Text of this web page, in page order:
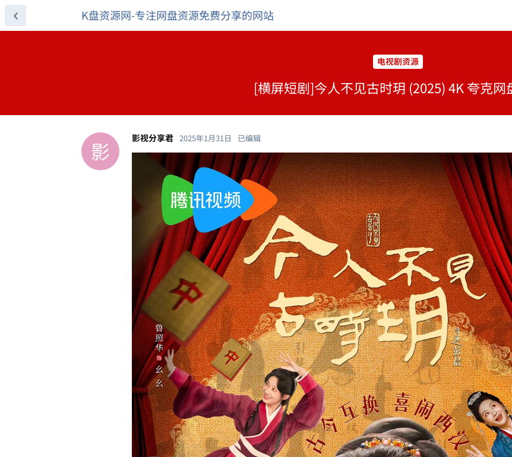
K盘资源网-专注网盘资源免费分享的网站
电视剧资源
[横屏短剧]今人不见古时玥 (2025) 4K 夸克网
影 影视分享君 2025年1月31日 已编辑